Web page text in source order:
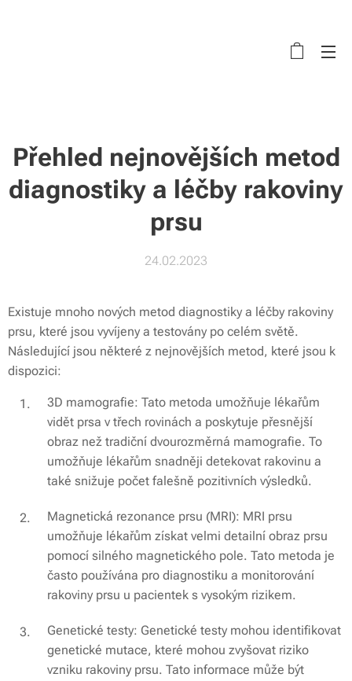
Přehled nejnovějších metod
diagnostiky a léčby rakoviny
prsu
24.02.2023
Existuje mnoho nových metod diagnostiky a léčby rakoviny
prsu, které jsou vyvíjeny a testovány po celém světě.
Následující jsou některé z nejnovějších metod, které jsou k
dispozici:
3D mamografie: Tato metoda umožňuje lékařům
vidět prsa v třech rovinách a poskytuje přesnější
obraz než tradiční dvourozměrná mamografie. To
umožňuje lékařům snadněji detekovat rakovinu a
také snižuje počet falešně pozitivních výsledků.
Magnetická rezonance prsu (MRI): MRI prsu
umožňuje lékařům získat velmi detailní obraz prsu
pomocí silného magnetického pole. Tato metoda je
často používána pro diagnostiku a monitorování
rakoviny prsu u pacientek s vysokým rizikem.
Genetické testy: Genetické testy mohou identifikovat
genetické mutace, které mohou zvyšovat riziko
vzniku rakoviny prsu. Tato informace může být